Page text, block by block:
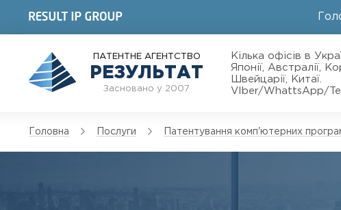
ПАТЕНТНЕ АГЕНТСТВО
РЕЗУЛЬТАТ
Засновано у 2007
Кілька офісів в
Японії, Австралії,
Швейцарії, Китаї.
VIber/WhattsApp/
Головна Послуги Патентування комп'ютерних